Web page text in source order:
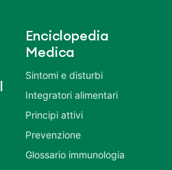
Enciclopedia
Medica
Sintomi e disturbi
Integratori alimentari
Principi attivi
Prevenzione
Glossario immunologia